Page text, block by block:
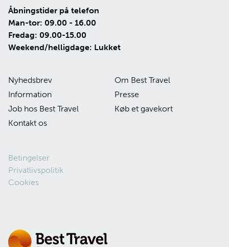
Åbningstider på telefon
Man-tor: 09.00 - 16.00
Fredag: 09.00-15.00
Weekend/helligdage: Lukket
Nyhedsbrev
Om Best Travel
Information
Presse
Job hos Best Travel
Køb et gavekort
Kontakt os
Betingelser
Privatlivspolitik
Cookies